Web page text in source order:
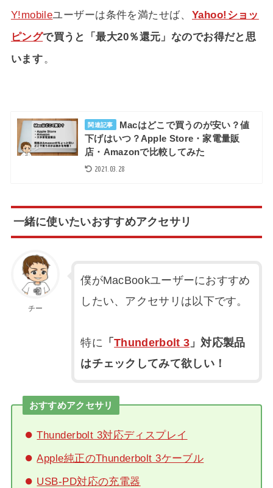
Y!mobileユーザーは条件を満たせば、 Yahoo!ショッ
ピングで買うと「最大20％還元」なのでお得だと思
います。
関連記事
Macはどこで買うのが安い？値
下げはいつ？Apple Store・家電量販
店・Amazonで比較してみた
2021.03.28
一緒に使いたいおすすめアクセサリ
チー
僕がMacBookユーザーにおすすめ
したい、アクセサリは以下です。
特に 「Thunderbolt 3 」対応製品
はチェックしてみて欲しい！
おすすめアクセサリ
Thunderbolt 3対応ディスプレイ
Apple純正のThunderbolt 3ケーブル
USB-PD対応の充電器